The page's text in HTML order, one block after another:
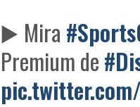
▶️ Mira
Premium de